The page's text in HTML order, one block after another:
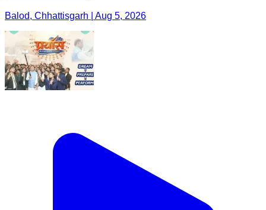
Balod, Chhattisgarh | Aug 5, 2026